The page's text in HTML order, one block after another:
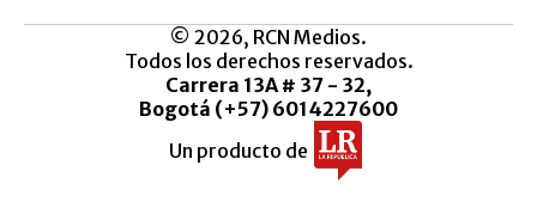
© 2026, RCN Medios.
Todos los derechos reservados.
Carrera 13A # 37 - 32,
Bogotá (+57) 6014227600
Un producto de